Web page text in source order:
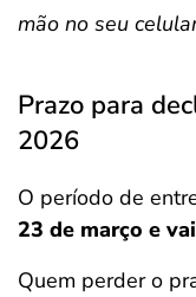
mão no seu
Prazo para
2026
O período de
23 de março e
Quem perder o